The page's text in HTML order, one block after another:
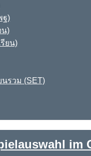
ฐ)
น)
ยน)
นรวม (SET)
im